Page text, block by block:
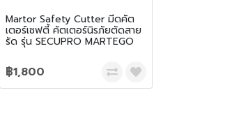
Martor Safety Cutter มีดคัต
เตอร์เซฟตี้ คัตเตอร์นิรภัยตัดสาย
รัด รุ่น SECUPRO MARTEGO
฿1,800